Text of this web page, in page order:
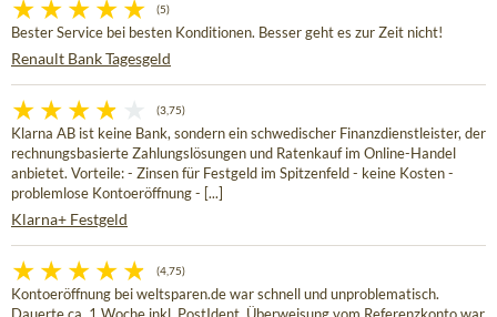
(5)
Bester Service bei besten Konditionen. Besser geht es zur Zeit nicht!
Renault Bank Tagesgeld
(3,75)
Klarna AB ist keine Bank, sondern ein schwedischer Finanzdienstleister, der
rechnungsbasierte Zahlungslösungen und Ratenkauf im Online-Handel
anbietet. Vorteile: - Zinsen für Festgeld im Spitzenfeld - keine Kosten -
problemlose Kontoeröffnung - [...]
Klarna+ Festgeld
(4,75)
Kontoeröffnung bei weltsparen.de war schnell und unproblematisch.